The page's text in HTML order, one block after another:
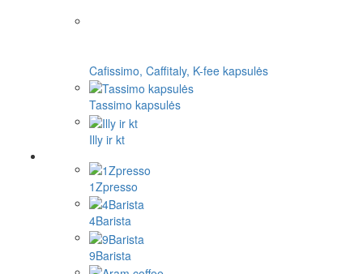
Cafissimo, Caffitaly, K-fee kapsulės
Tassimo kapsulės
Illy ir kt
1Zpresso
4Barista
9Barista